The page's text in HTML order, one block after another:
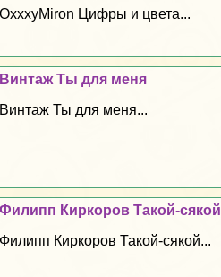
OxxxyMiron Цифры и цвета...
Винтаж Ты для меня
Винтаж Ты для меня...
Филипп Киркоров Такой-сякой
Филипп Киркоров Такой-сякой...